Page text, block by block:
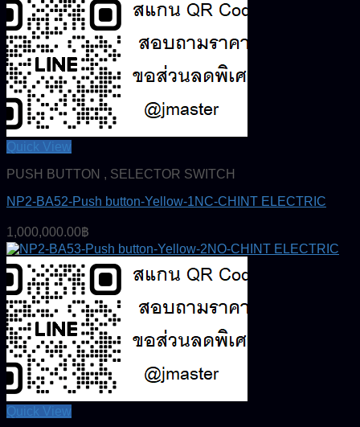
Quick View
PUSH BUTTON , SELECTOR SWITCH
NP2-BA52-Push button-Yellow-1NC-CHINT ELECTRIC
1,000,000.00฿
Quick View